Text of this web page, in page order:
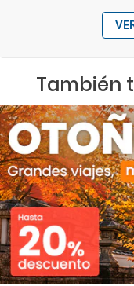
También